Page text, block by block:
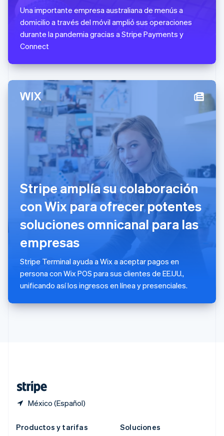
Una importante empresa australiana de menús a
domicilio a través del móvil amplió sus operaciones
durante la pandemia gracias a Stripe Payments y
Connect
Stripe amplía su colaboración
con Wix para ofrecer potentes
soluciones omnicanal para las
empresas
Stripe Terminal ayuda a Wix a aceptar pagos en
persona con Wix POS para sus clientes de EE.UU.,
unificando así los ingresos en línea y presenciales.
México (Español)
Deutsch English
Lituania
English
Luxemburgo
Malasia
Malta
English
México
Español English
Noruega
English
Nueva Zelandia
English
Países Bajos
NederlandsEnglish
Polonia
English
Portugal
Português
RAE de Hong Kong, China
English简体中文
Reino Unido
English
República Checa
English
Rumania
Singapur
Productos y tarifas
Soluciones